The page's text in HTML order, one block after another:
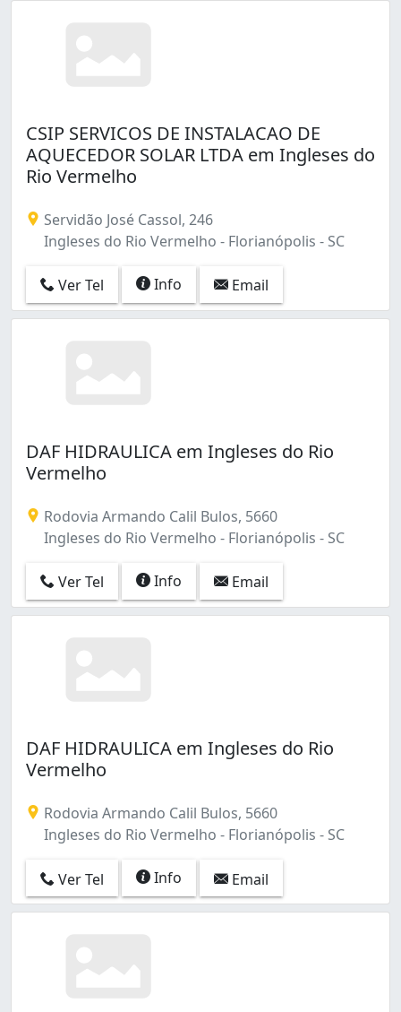
CSIP SERVICOS DE INSTALACAO DE
AQUECEDOR SOLAR LTDA em Ingleses do
Rio Vermelho
Servidão José Cassol, 246
Ingleses do Rio Vermelho - Florianópolis - SC
Ver Tel Info Email
DAF HIDRAULICA em Ingleses do Rio
Vermelho
Rodovia Armando Calil Bulos, 5660
Ingleses do Rio Vermelho - Florianópolis - SC
Ver Tel Info Email
DAF HIDRAULICA em Ingleses do Rio
Vermelho
Rodovia Armando Calil Bulos, 5660
Ingleses do Rio Vermelho - Florianópolis - SC
Ver Tel Info Email